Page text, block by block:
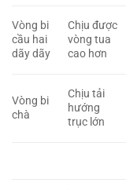
Vòng bi
cầu hai
dãy dãy
Chịu được
vòng tua
cao hơn
Vòng bi
chà
Chịu tải
hướng
trục lớn